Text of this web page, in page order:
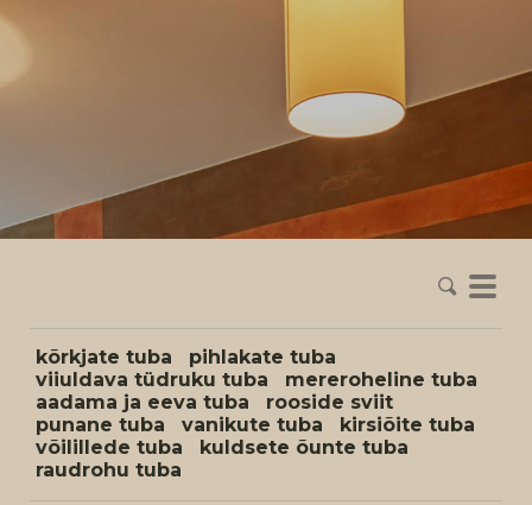
kõrkjate tuba
pihlakate tuba
viiuldava tüdruku tuba
mereroheline tuba
aadama ja eeva tuba
rooside sviit
punane tuba
vanikute tuba
kirsiõite tuba
võilillede tuba
kuldsete õunte tuba
raudrohu tuba